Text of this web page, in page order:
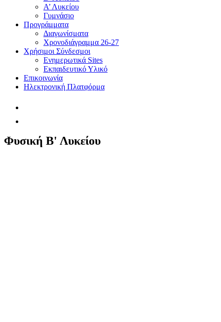
Α’ Λυκείου
Γυμνάσιο
Προγράμματα
Διαγωνίσματα
Χρονοδιάγραμμα 26-27
Χρήσιμοι Σύνδεσμοι
Ενημερωτικά Sites
Εκπαιδευτικό Υλικό
Επικοινωνία
Ηλεκτρονική Πλατφόρμα
Φυσική Β' Λυκείου